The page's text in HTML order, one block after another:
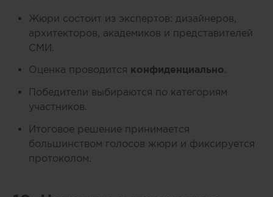
Жюри состоит из экспертов: дизайнеров,
архитекторов, академиков и представителей
СМИ.
Оценка проводится конфиденциально
Победители выбираются по категориям
участников.
Итоговое решение принимается
большинством голосов жюри и фиксируется
протоколом.